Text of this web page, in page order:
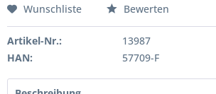
Wunschliste Bewerten
Artikel-Nr.:
13987
HAN:
57709-F